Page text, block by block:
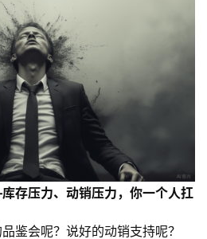
存压力、动销压力，你一个人扛
鉴会呢？说好的动销支持呢？